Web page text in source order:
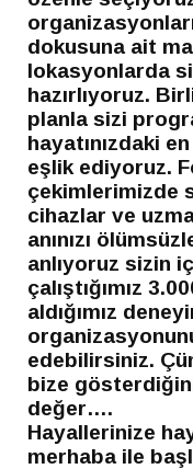
dokusuna ait
lokasyonlarda
hazırlıyoruz.
planla sizi
hayatınızdaki
eşlik ediyoruz.
çekimlerimizde
cihazlar ve
anınızı
anlıyoruz sizin
çalıştığımız
aldığımız
edebilirsiniz.
bize
değer….
Hayallerinize
merhaba ile